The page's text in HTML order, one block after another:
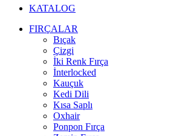
KATALOG
FIRÇALAR
Bıçak
Çizgi
İki Renk Fırça
İnterlocked
Kauçuk
Kedi Dili
Kısa Saplı
Oxhair
Ponpon Fırça